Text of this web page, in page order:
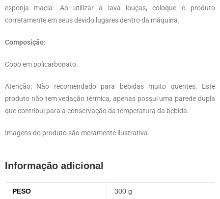
esponja macia. Ao utilizar a lava louças, coloque o produto
corretamente em seus devido lugares dentro da máquina.
Composição:
Copo em policarbonato.
Atenção: Não recomendado para bebidas muito quentes. Este
produto não tem vedação térmica, apenas possui uma parede dupla
que contribui para a conservação da temperatura da bebida.
Imagens do produto são meramente ilustrativa.
Informação adicional
PESO 300 g